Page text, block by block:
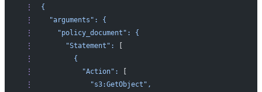
⋮
  {
⋮
    "arguments":
{
⋮
      "policy_document":
{
⋮
        "Statement":
⋮
          {
⋮
            "Action":
⋮
              "s3:GetObject",